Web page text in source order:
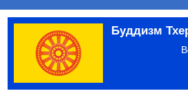
Перейти
основному
содержанию
Буддизм
Меню
учётной
записи
пользователя